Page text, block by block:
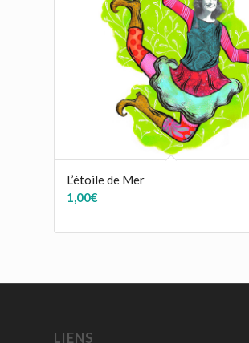
L’étoile de Mer
1,00€
LIENS